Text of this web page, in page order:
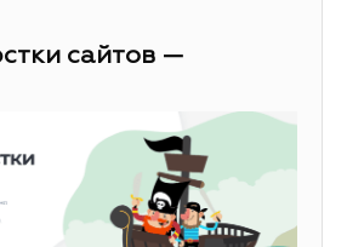
сайтов —